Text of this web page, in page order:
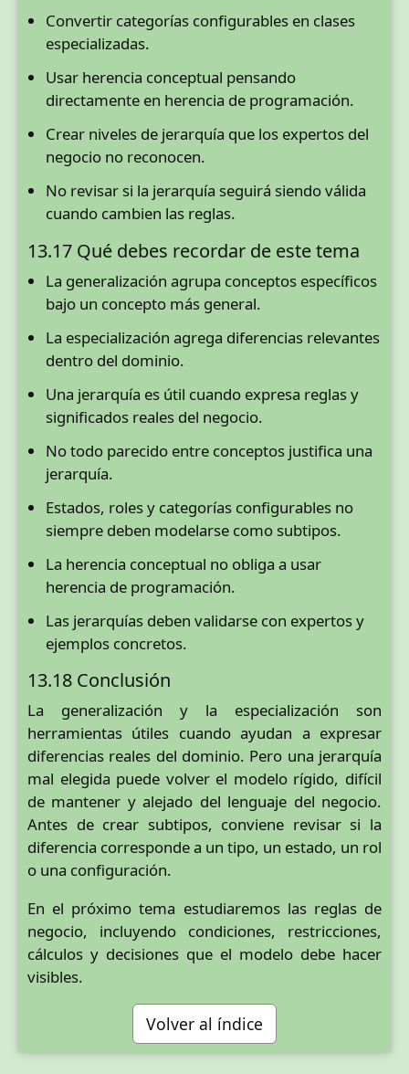
Convertir categorías configurables en clases
especializadas.
Usar herencia conceptual pensando
directamente en herencia de programación.
Crear niveles de jerarquía que los expertos del
negocio no reconocen.
No revisar si la jerarquía seguirá siendo válida
cuando cambien las reglas.
13.17 Qué debes recordar de este tema
La generalización agrupa conceptos específicos
bajo un concepto más general.
La especialización agrega diferencias relevantes
dentro del dominio.
Una jerarquía es útil cuando expresa reglas y
significados reales del negocio.
No todo parecido entre conceptos justifica una
jerarquía.
Estados, roles y categorías configurables no
siempre deben modelarse como subtipos.
La herencia conceptual no obliga a usar
herencia de programación.
Las jerarquías deben validarse con expertos y
ejemplos concretos.
13.18 Conclusión
La generalización y la especialización son
herramientas útiles cuando ayudan a expresar
diferencias reales del dominio. Pero una jerarquía
mal elegida puede volver el modelo rígido, difícil
de mantener y alejado del lenguaje del negocio.
Antes de crear subtipos, conviene revisar si la
diferencia corresponde a un tipo, un estado, un rol
o una configuración.
En el próximo tema estudiaremos las reglas de
negocio, incluyendo condiciones, restricciones,
cálculos y decisiones que el modelo debe hacer
visibles.
Volver al índice